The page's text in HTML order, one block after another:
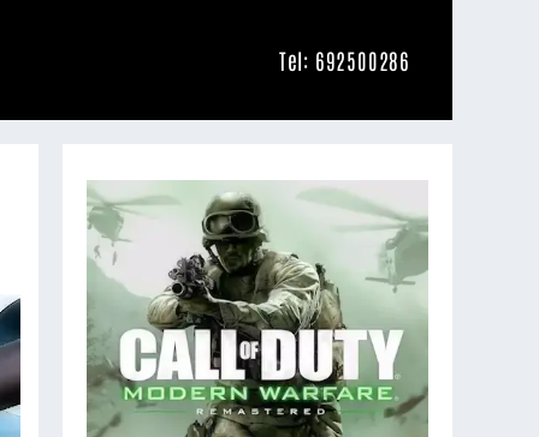
Tel: 692500286